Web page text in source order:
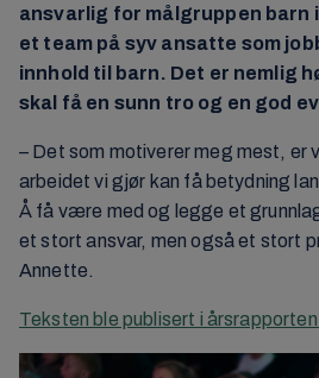
ansvarlig for målgruppen barn i
et team på syv ansatte som
innhold til barn. Det er nemlig
skal få en sunn tro og en god
– Det som motiverer meg mest, er
arbeidet vi gjør kan få betydning
Å få være med og legge et
et stort ansvar, men også et stort
Annette.
Teksten ble publisert i